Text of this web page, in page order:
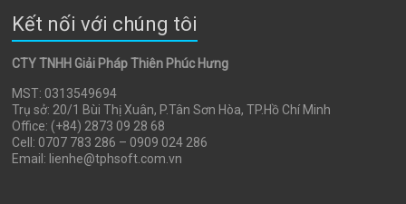
Kết nối với chúng tôi
CTY TNHH Giải Pháp Thiên Phúc Hưng
MST: 0313549694
Trụ sở: 20/1 Bùi Thị Xuân, P.Tân Sơn Hòa, TP.Hồ Chí Minh
Office: (+84) 2873 09 28 68
Cell: 0707 783 286 – 0909 024 286
Email: lienhe@tphsoft.com.vn